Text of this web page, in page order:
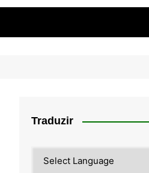
Traduzir